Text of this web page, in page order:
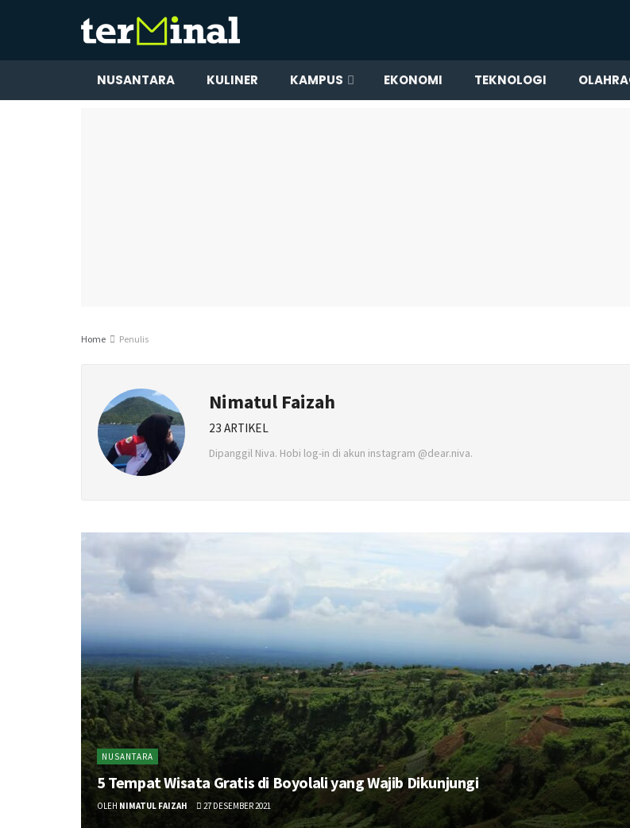
NUSANTARA KULINER KAMPUS EKONOMI TEKNOLOGI
Home Penulis
Nimatul Faizah
23 ARTIKEL
Dipanggil Niva. Hobi log-in di akun instagram @dear.niva.
NUSANTARA
5 Tempat Wisata Gratis di Boyolali yang Wajib Dikunjungi
OLEH NIMATUL FAIZAH 27 DESEMBER 2021